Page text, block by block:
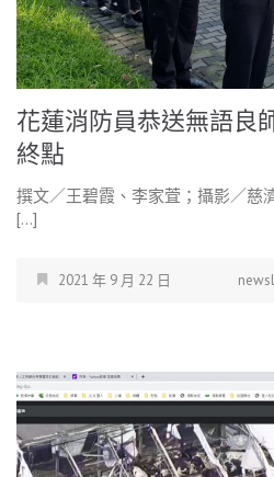
花蓮消防員恭送無語良
終點
撰文／王碧霞、李家萓；攝影／慈
[…]
2021 年 9 月 22 日